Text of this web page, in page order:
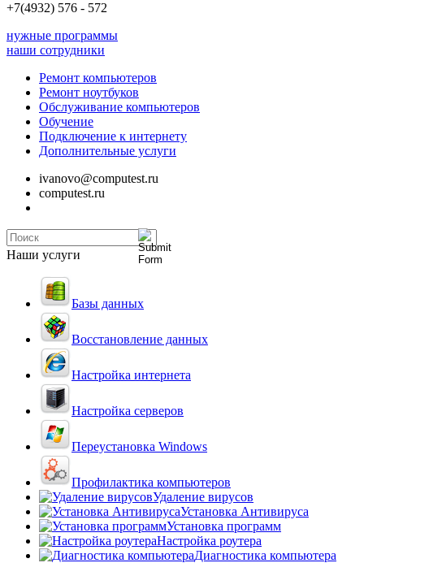
+7(4932) 576 - 572
нужные программы
наши сотрудники
Ремонт компьютеров
Ремонт ноутбуков
Обслуживание компьютеров
Обучение
Подключение к интернету
Дополнительные услуги
ivanovo@computest.ru
computest.ru
Наши услуги
Базы данных
Восстановление данных
Настройка интернета
Настройка серверов
Переустановка Windows
Профилактика компьютеров
Удаление вирусов
Установка Антивируса
Установка программ
Настройка роутера
Диагностика компьютера